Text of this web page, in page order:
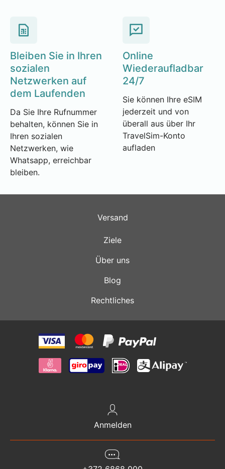
Bleiben Sie in Ihren
sozialen
Netzwerken auf
dem Laufenden
Da Sie Ihre Rufnummer
behalten, können Sie in
Ihren sozialen
Netzwerken, wie
Whatsapp, erreichbar
bleiben.
Online
Wiederaufladbar
24/7
Sie können Ihre eSIM
jederzeit und von
überall aus über Ihr
TravelSim-Konto
aufladen
Versand
Ziele
Über uns
Blog
Rechtliches
Anmelden